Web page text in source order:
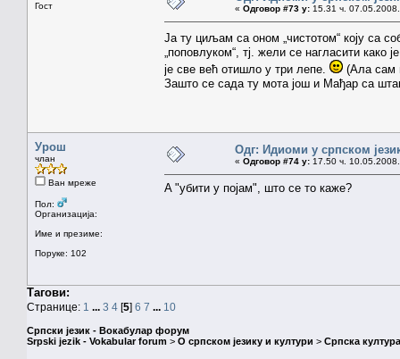
Гост « Одговор #73 у: 15.31 ч.
Ја ту циљам са оном „чистотом“ коју са
„поповлуком“, тј. жели се нагласити како
је све већ отишло у три лепе.
(Ала сам
Зашто се сада ту мота још и Мађар са
Урош
члан
Ван мреже
Пол:
Организација:
Име и презиме:
Поруке: 102
Одг: Идиоми у српском
« Одговор #74 у: 17.50 ч.
A "убити у појам", што се то каже?
Тагови:
Странице: 1 ... 3 4 [5] 6 7 ... 10
Српски језик - Вокабулар форум
Srpski jezik - Vokabular forum > О српском језику и култури > Српска